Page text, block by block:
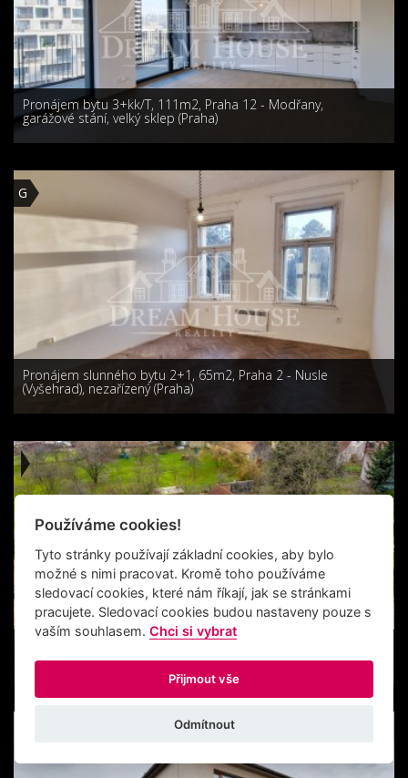
Pronájem bytu 3+kk/T, 111m2, Praha 12 - Modřany,
garážové stání, velký sklep (Praha)
G
Pronájem slunného bytu 2+1, 65m2, Praha 2 - Nusle
(Vyšehrad), nezařízený (Praha)
Doubravou, garáž, zahrada (Ronov nad Doubravou)
Používáme cookies!
Tyto stránky používají základní cookies, aby bylo
možné s nimi pracovat. Kromě toho používáme
sledovací cookies, které nám říkají, jak se stránkami
pracujete. Sledovací cookies budou nastaveny pouze s
vaším souhlasem.Chci si vybrat
Přijmout vše
Odmítnout